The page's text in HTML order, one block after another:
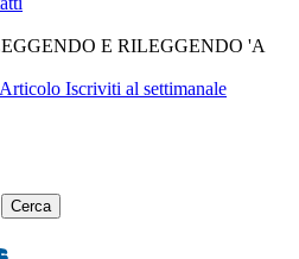
E RILEGGENDO 'A
Iscriviti al settimanale